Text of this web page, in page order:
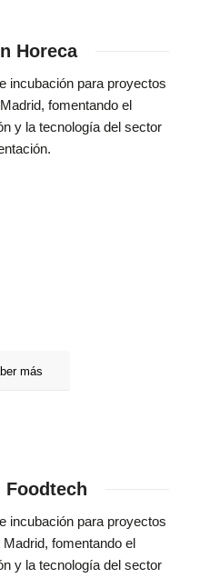
Horeca
incubación para proyectos
fomentando el
y la tecnología del sector
más
Foodtech
incubación para proyectos
fomentando el
y la tecnología del sector